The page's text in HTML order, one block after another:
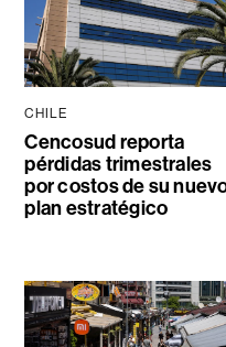
CHILE
Cencosud reporta
pérdidas trimestrales
por costos de su
plan estratégico